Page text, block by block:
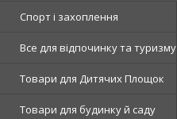
Спорт і захоплення
Все для відпочинку та туризму
Товари для Дитячих Площок
Товари для будинку й саду